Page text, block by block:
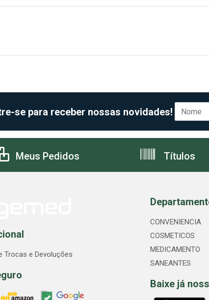
se para receber nossas novidades!
Meus Pedidos Títulos
Trocas e Devoluções
CONVENIENCIA
COSMETICOS
MEDICAMENTO
SANEANTES
Baixe já